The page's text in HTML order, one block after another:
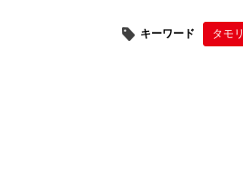
キーワード タモリ